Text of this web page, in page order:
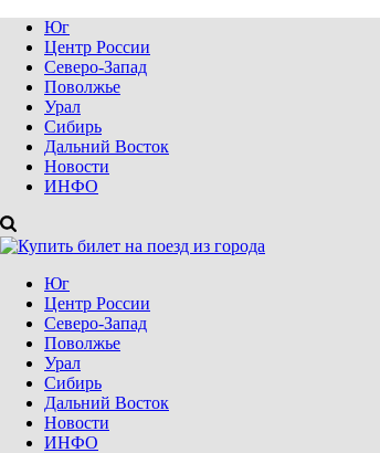
Юг
Центр России
Северо-Запад
Поволжье
Урал
Сибирь
Дальний Восток
Новости
ИНФО
Юг
Центр России
Северо-Запад
Поволжье
Урал
Сибирь
Дальний Восток
Новости
ИНФО